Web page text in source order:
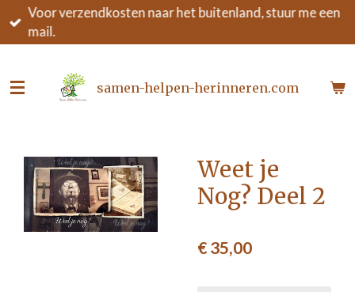
Ga
direct
hoofdinhoud
Voor verzendkosten naar het buitenland, stuur me een
mail.
samen-helpen-herinneren.com
Weet je
Nog? Deel 2
€ 35,00